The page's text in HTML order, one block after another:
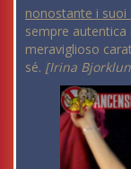
nonostante i suoi
sempre
meraviglioso
sé. [Irina